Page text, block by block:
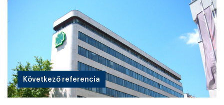
Következő referencia